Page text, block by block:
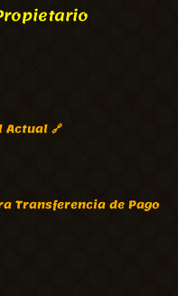
🔗
Transferencia de Pago